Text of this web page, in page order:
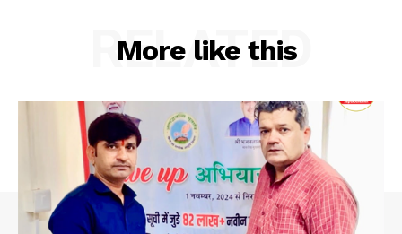
More like this
RELATED